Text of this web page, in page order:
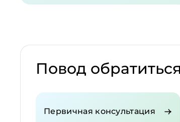
Повод
Первичная консультация